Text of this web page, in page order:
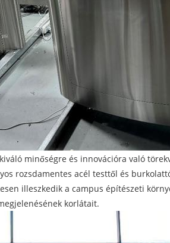
minőségre és innovációra való
rozsdamentes acél testtől és
illeszkedik a campus építészeti
korlátait.